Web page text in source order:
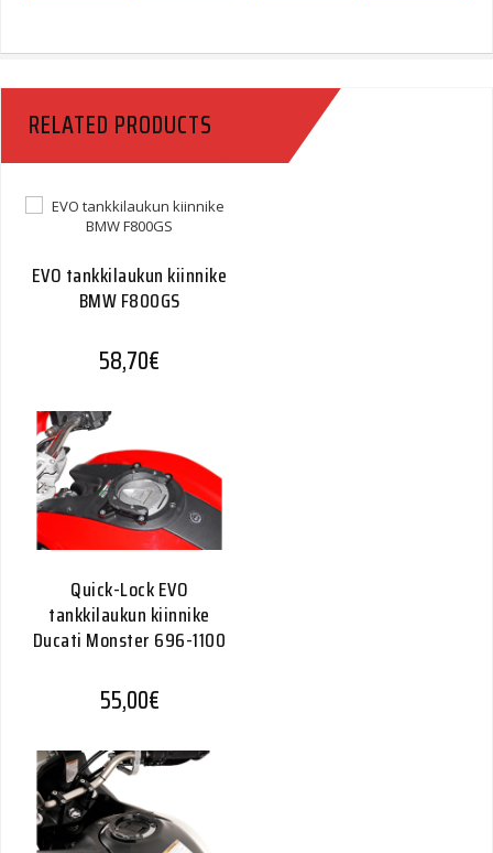
RELATED PRODUCTS
EVO tankkilaukun kiinnike
BMW F800GS
58,70€
Quick-Lock EVO
tankkilaukun kiinnike
Ducati Monster 696-1100
55,00€